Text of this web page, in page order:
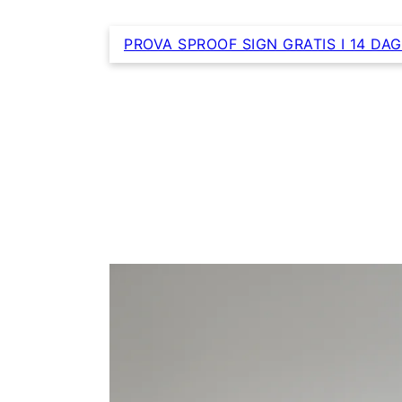
PROVA SPROOF SIGN GRATIS I 14